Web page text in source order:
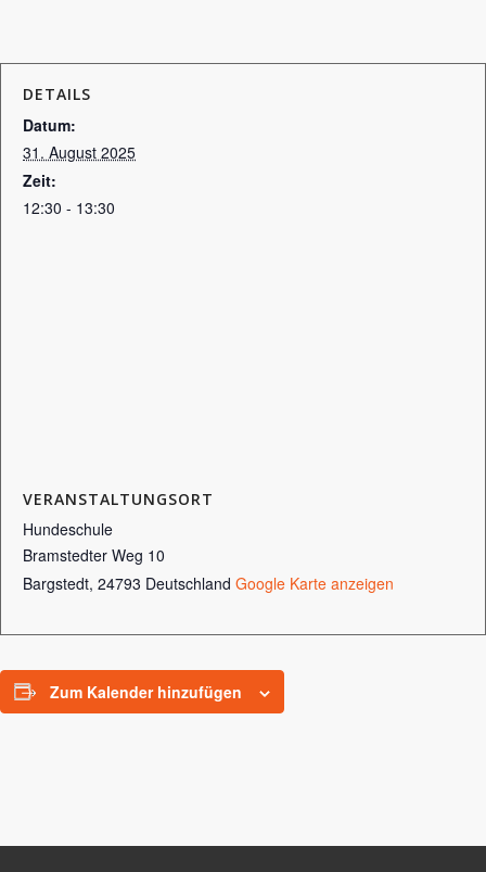
DETAILS
Datum:
31. August 2025
Zeit:
12:30 - 13:30
VERANSTALTUNGSORT
Hundeschule
Bramstedter Weg 10
Bargstedt, 24793 Deutschland Google Karte anzeigen
Zum Kalender hinzufügen